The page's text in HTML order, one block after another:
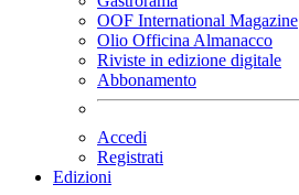
OOF International Magazine
Olio Officina Almanacco
Riviste in edizione digitale
Abbonamento
Accedi
Registrati
Edizioni